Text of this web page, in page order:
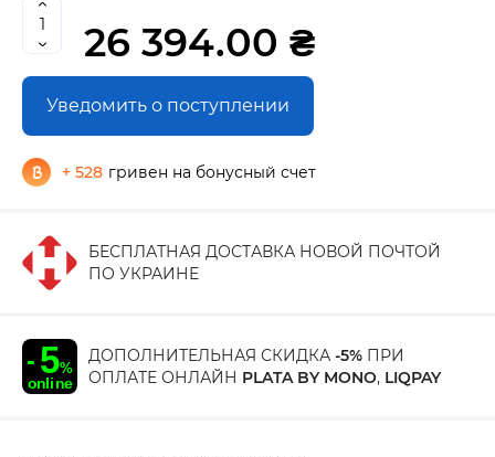
26 394.00 ₴
Уведомить о поступлении
+ 528 гривен на бонусный счет
БЕСПЛАТНАЯ ДОСТАВКА НОВОЙ ПОЧТОЙ
ПО УКРАИНЕ
ДОПОЛНИТЕЛЬНАЯ СКИДКА -5% ПРИ
ОПЛАТЕ ОНЛАЙН PLATA BY MONO, LIQPAY